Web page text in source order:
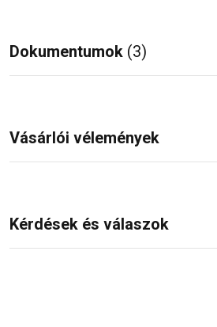
Dokumentumok (3)
Vásárlói vélemények
Kérdések és válaszok